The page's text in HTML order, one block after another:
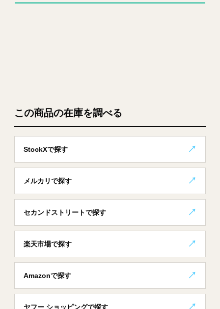
この商品の在庫を調べる
StockXで探す
メルカリで探す
セカンドストリートで探す
楽天市場で探す
Amazonで探す
ヤフー ショッピングで探す